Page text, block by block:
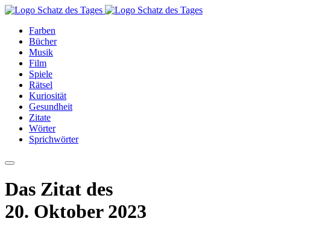
Farben
Bücher
Musik
Film
Spiele
Rätsel
Kuriosität
Gesundheit
Zitate
Wörter
Sprichwörter
Das Zitat des
20. Oktober 2023